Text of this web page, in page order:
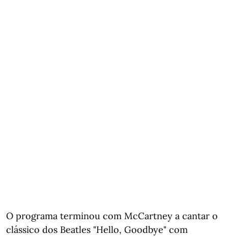
O programa terminou com McCartney a cantar o
clássico dos Beatles "Hello, Goodbye" com